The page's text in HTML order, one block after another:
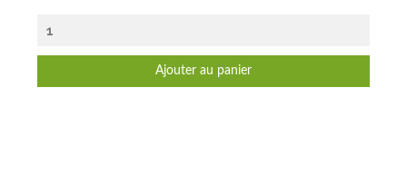
Ajouter au panier